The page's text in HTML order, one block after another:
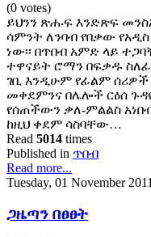
(0 votes)
ይህንን ጽሑፍ እንድጽፍ
ሳምንት ለንባብ የበቃው
ነው፡፡ በጥበብ አምድ ላይ
ተዋናይት ሮማን በፍቃዱ
ገቢ እንዲሁም የፊልም
መቀደምንና በሌሎች ርዕሰ
የሰጠችውን ቃለ-ምልልስ
ከዚህ ቀደም ሳስባቸው…
Read 5014 times
Published in ጥበብ
Read more...
Tuesday, 01 November
ጋዜጣን በፀፀት